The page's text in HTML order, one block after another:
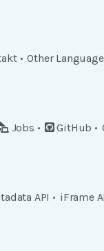
Other
Jobs GitHub
API iFrame